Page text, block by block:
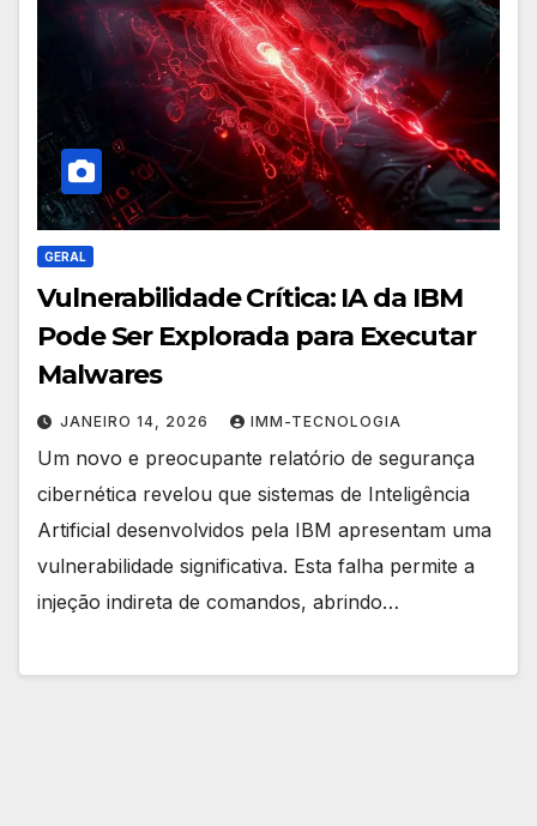
GERAL
Vulnerabilidade Crítica: IA da IBM
Pode Ser Explorada para Executar
Malwares
JANEIRO 14, 2026 IMM-TECNOLOGIA
Um novo e preocupante relatório de segurança
cibernética revelou que sistemas de Inteligência
Artificial desenvolvidos pela IBM apresentam uma
vulnerabilidade significativa. Esta falha permite a
injeção indireta de comandos, abrindo…